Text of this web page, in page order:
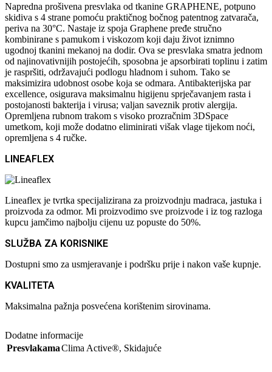
Napredna prošivena presvlaka od tkanine GRAPHENE, potpuno
skidiva s 4 strane pomoću praktičnog bočnog patentnog zatvarača,
periva na 30°C. Nastaje iz spoja Graphene pređe stručno
kombinirane s pamukom i viskozom koji daju život iznimno
ugodnoj tkanini mekanoj na dodir. Ova se presvlaka smatra jednom
od najinovativnijih postojećih, sposobna je apsorbirati toplinu i zatim
je raspršiti, održavajući podlogu hladnom i suhom. Tako se
maksimizira udobnost osobe koja se odmara. Antibakterijska par
excellence, osigurava maksimalnu higijenu sprječavanjem rasta i
postojanosti bakterija i virusa; valjan saveznik protiv alergija.
Opremljena rubnom trakom s visoko prozračnim 3DSpace
umetkom, koji može dodatno eliminirati višak vlage tijekom noći,
opremljena s 4 ručke.
LINEAFLEX
Lineaflex je tvrtka specijalizirana za proizvodnju madraca, jastuka i
proizvoda za odmor. Mi proizvodimo sve proizvode i iz tog razloga
kupcu jamčimo najbolju cijenu uz popuste do 50%.
SLUŽBA ZA KORISNIKE
Dostupni smo za usmjeravanje i podršku prije i nakon vaše kupnje.
KVALITETA
Maksimalna pažnja posvećena korištenim sirovinama.
Dodatne informacije
PresvlakamaClima Active®, Skidajuće